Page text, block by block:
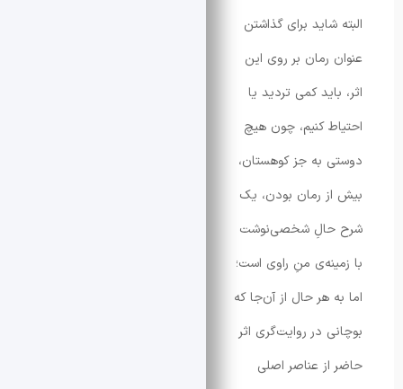
برای گذاشتن
بر روی این
کمی تردید یا
کنیم، چون هیچ
به جز کوهستان،
رمان بودن، یک
شخصی‌نوشت
منِ راوی است؛
هر حال از آن‌جا که
در روایت‌گری اثر
عناصر اصلی